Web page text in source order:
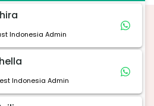
Indonesia Admin
Indonesia Admin